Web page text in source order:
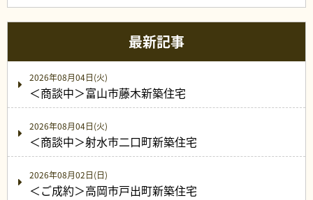
最新記事
2026年08月04日(火)
＜商談中＞富山市藤木新築住宅
2026年08月04日(火)
＜商談中＞射水市二口町新築住宅
2026年08月02日(日)
＜ご成約＞高岡市戸出町新築住宅